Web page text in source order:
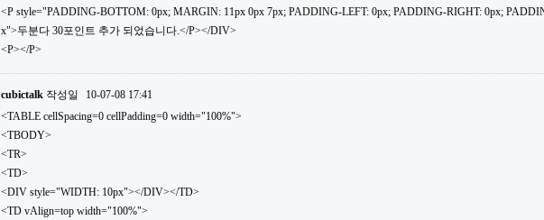
<P style="PADDING-BOTTOM: 0px; MARGIN: 11px 0px 7px; PADDING-LEFT: 0px; PADDING-RIGHT: 0px;
x">두분다 30포인트 추가 되었습니다.</P></DIV>
<P></P>
cubictalk 작성일
10-07-08 17:41
<TABLE cellSpacing=0 cellPadding=0 width="100%">
<TBODY>
<TR>
<TD>
<DIV style="WIDTH: 10px"></DIV></TD>
<TD vAlign=top width="100%">